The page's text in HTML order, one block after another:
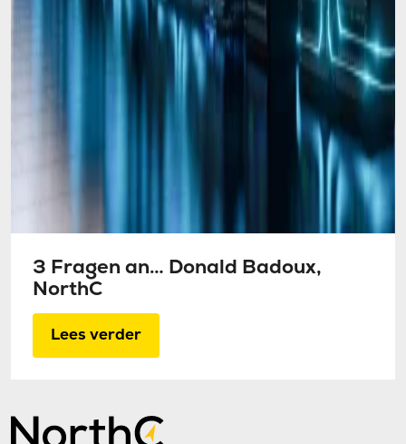
3 Fragen an… Donald Badoux,
NorthC
Lees verder